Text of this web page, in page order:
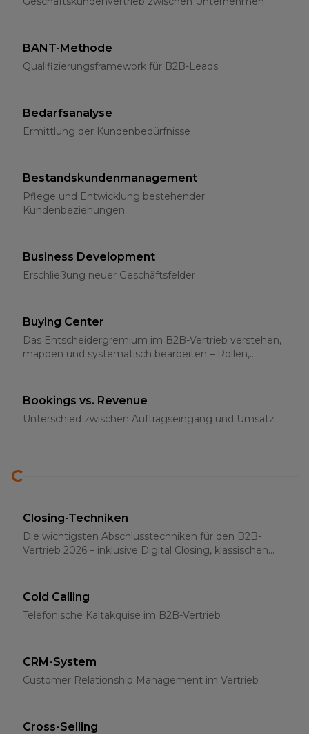
BANT-Methode
Qualifizierungsframework für B2B-Leads
Bedarfsanalyse
Ermittlung der Kundenbedürfnisse
Bestandskundenmanagement
Pflege und Entwicklung bestehender
Kundenbeziehungen
Business Development
Erschließung neuer Geschäftsfelder
Buying Center
Das Entscheidergremium im B2B-Vertrieb verstehen,
mappen und systematisch bearbeiten – Rollen,
Bookings vs. Revenue
Unterschied zwischen Auftragseingang und Umsatz
C
Closing-Techniken
Die wichtigsten Abschlusstechniken für den B2B-
Vertrieb 2026 – inklusive Digital Closing, klassischen
Cold Calling
Telefonische Kaltakquise im B2B-Vertrieb
CRM-System
Customer Relationship Management im Vertrieb
Cross-Selling